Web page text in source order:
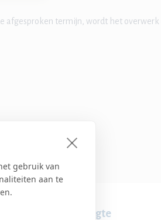
gebruik van
aan te
afgesproken termijn, wordt het
Blijf op de hoogte